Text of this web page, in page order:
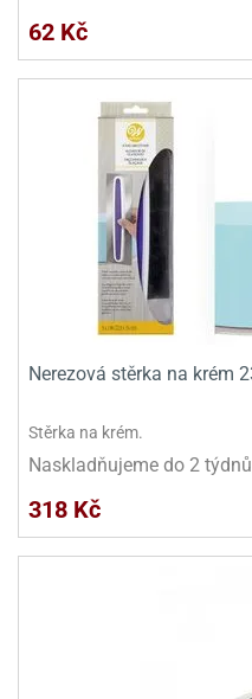
62 Kč
Nerezová stěrka na krém
Stěrka na krém.
Naskladňujeme do 2 týdnů
318 Kč